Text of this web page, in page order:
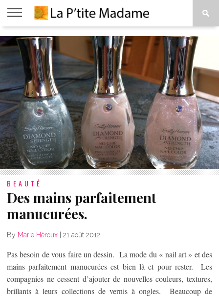
ACCUEIL
BEAUTÉ
MODE
ART
DE
VIVRE
PROPOS
BEAUTÉ
Des mains parfaitement
manucurées.
By Marie Héroux | 21 août 2012
Pas besoin de vous faire un dessin. La mode du « nail art » et des
mains parfaitement manucurées est bien là et pour rester. Les
compagnies ne cessent d’ajouter de nouvelles couleurs, textures,
brillants à leurs collections de vernis à ongles. Beaucoup de